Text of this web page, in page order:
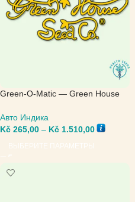
Green-O-Matic — Green House
Авто Индика
Kč 265,00 – Kč 1.510,00
ВЫБЕРИТЕ ПАРАМЕТРЫ